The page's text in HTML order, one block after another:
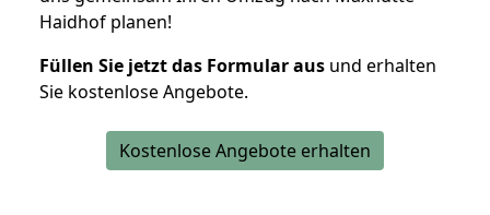
Haidhof planen!
Füllen Sie jetzt das Formular aus und erhalten
Sie kostenlose Angebote.
Kostenlose Angebote erhalten